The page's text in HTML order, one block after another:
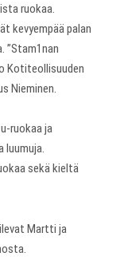
ruokaa.
kevyempää palan
”Stam1nan
Kotiteollisuuden
Nieminen.
ruokaa ja
luumuja.
sekä kieltä
Martti ja